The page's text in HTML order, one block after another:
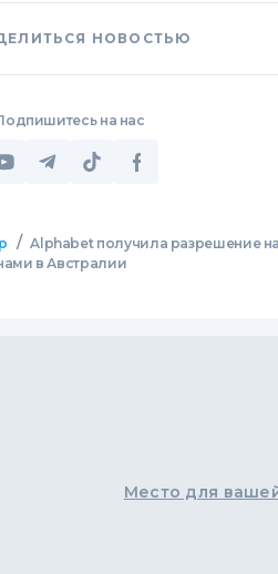
НОВОСТЬЮ
на нас
/ Alphabet получила разрешение на
в Австралии
Место для